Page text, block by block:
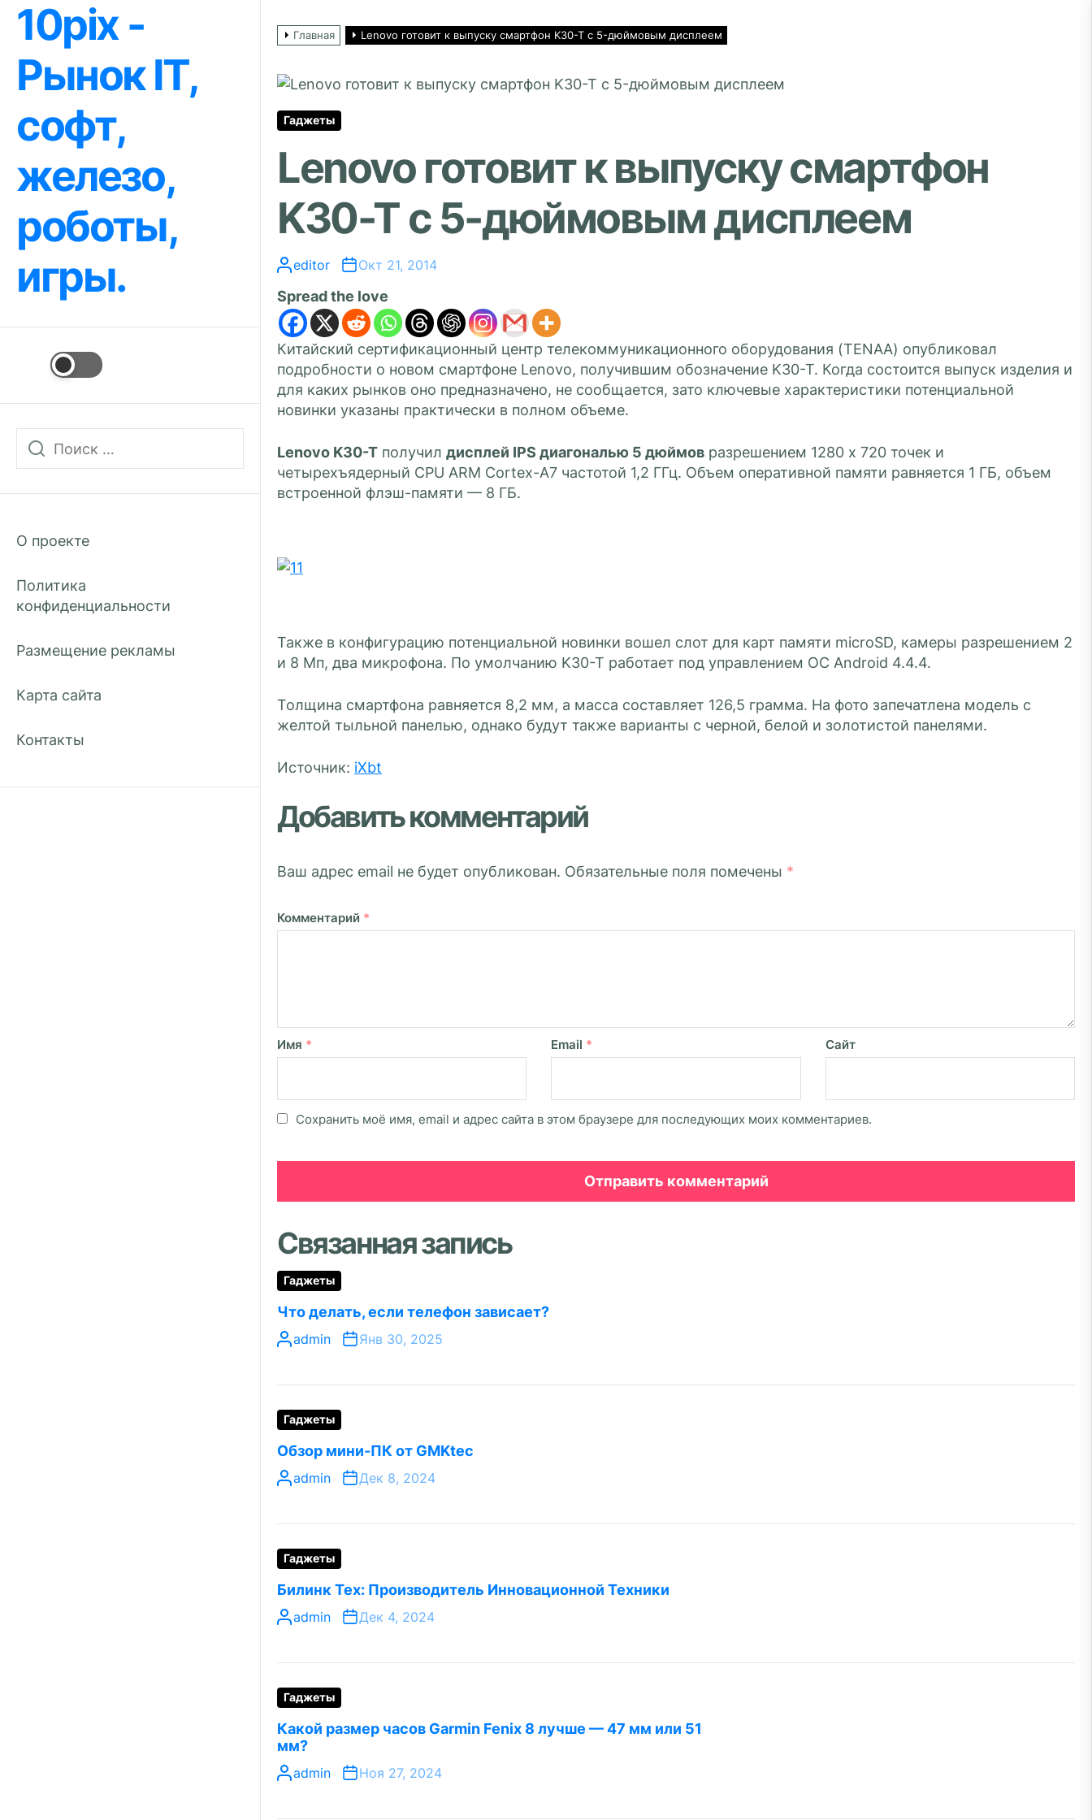
Перейти
содержимому
10pix -
Рынок IT,
софт,
железо,
роботы,
игры.
О проекте
Политика
конфиденциальности
Размещение рекламы
Карта сайта
Контакты
Главная Lenovo готовит к выпуску смартфон K30-T с 5-дюймовым дисплеем
Гаджеты
Lenovo готовит к выпуску смартфон
K30-T с 5-дюймовым дисплеем
editor Окт 21, 2014
Spread the love
Китайский сертификационный центр телекоммуникационного оборудования (TENAA) опубликовал
подробности о новом смартфоне Lenovo, получившим обозначение K30-T. Когда состоится выпуск изделия и
для каких рынков оно предназначено, не сообщается, зато ключевые характеристики потенциальной
новинки указаны практически в полном объеме.
Lenovo K30-T получил дисплей IPS диагональю 5 дюймов разрешением 1280 х 720 точек и
четырехъядерный CPU ARM Cortex-A7 частотой 1,2 ГГц. Объем оперативной памяти равняется 1 ГБ, объем
встроенной флэш-памяти — 8 ГБ.
Также в конфигурацию потенциальной новинки вошел слот для карт памяти microSD, камеры разрешением 2
и 8 Мп, два микрофона. По умолчанию K30-T работает под управлением ОС Android 4.4.4.
Толщина смартфона равняется 8,2 мм, а масса составляет 126,5 грамма. На фото запечатлена модель с
желтой тыльной панелью, однако будут также варианты с черной, белой и золотистой панелями.
Источник: iХbt
Добавить комментарий
Ваш адрес email не будет опубликован. Обязательные поля помечены *
Комментарий *
Имя * Email * Сайт
Сохранить моё имя, email и адрес сайта в этом браузере для последующих моих комментариев.
Связанная запись
Гаджеты
Что делать, если телефон зависает?
admin Янв 30, 2025
Гаджеты
Обзор мини-ПК от GMKtec
admin Дек 8, 2024
Гаджеты
Билинк Тех: Производитель Инновационной Техники
admin Дек 4, 2024
Гаджеты
Какой размер часов Garmin Fenix 8 лучше — 47 мм или 51
мм?
admin Ноя 27, 2024